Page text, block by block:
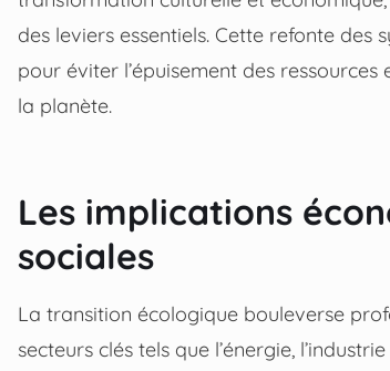
des leviers essentiels. Cette refonte
pour éviter l’épuisement des
la planète.
Les implications
sociales
La transition écologique bouleverse
secteurs clés tels que l’énergie,